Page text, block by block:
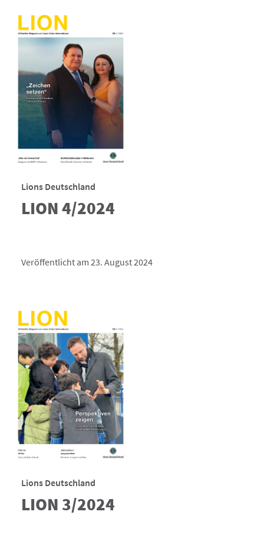
Lions Deutschland
LION 4/2024
Veröffentlicht am 23. August 2024
Lions Deutschland
LION 3/2024